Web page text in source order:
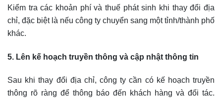
Kiểm tra các khoản phí và thuế phát sinh khi thay đổi địa
chỉ, đặc biệt là nếu công ty chuyển sang một tỉnh/thành phố
khác.
5. Lên kế hoạch truyền thông và cập nhật thông tin
Sau khi thay đổi địa chỉ, công ty cần có kế hoạch truyền
thông rõ ràng để thông báo đến khách hàng và đối tác.